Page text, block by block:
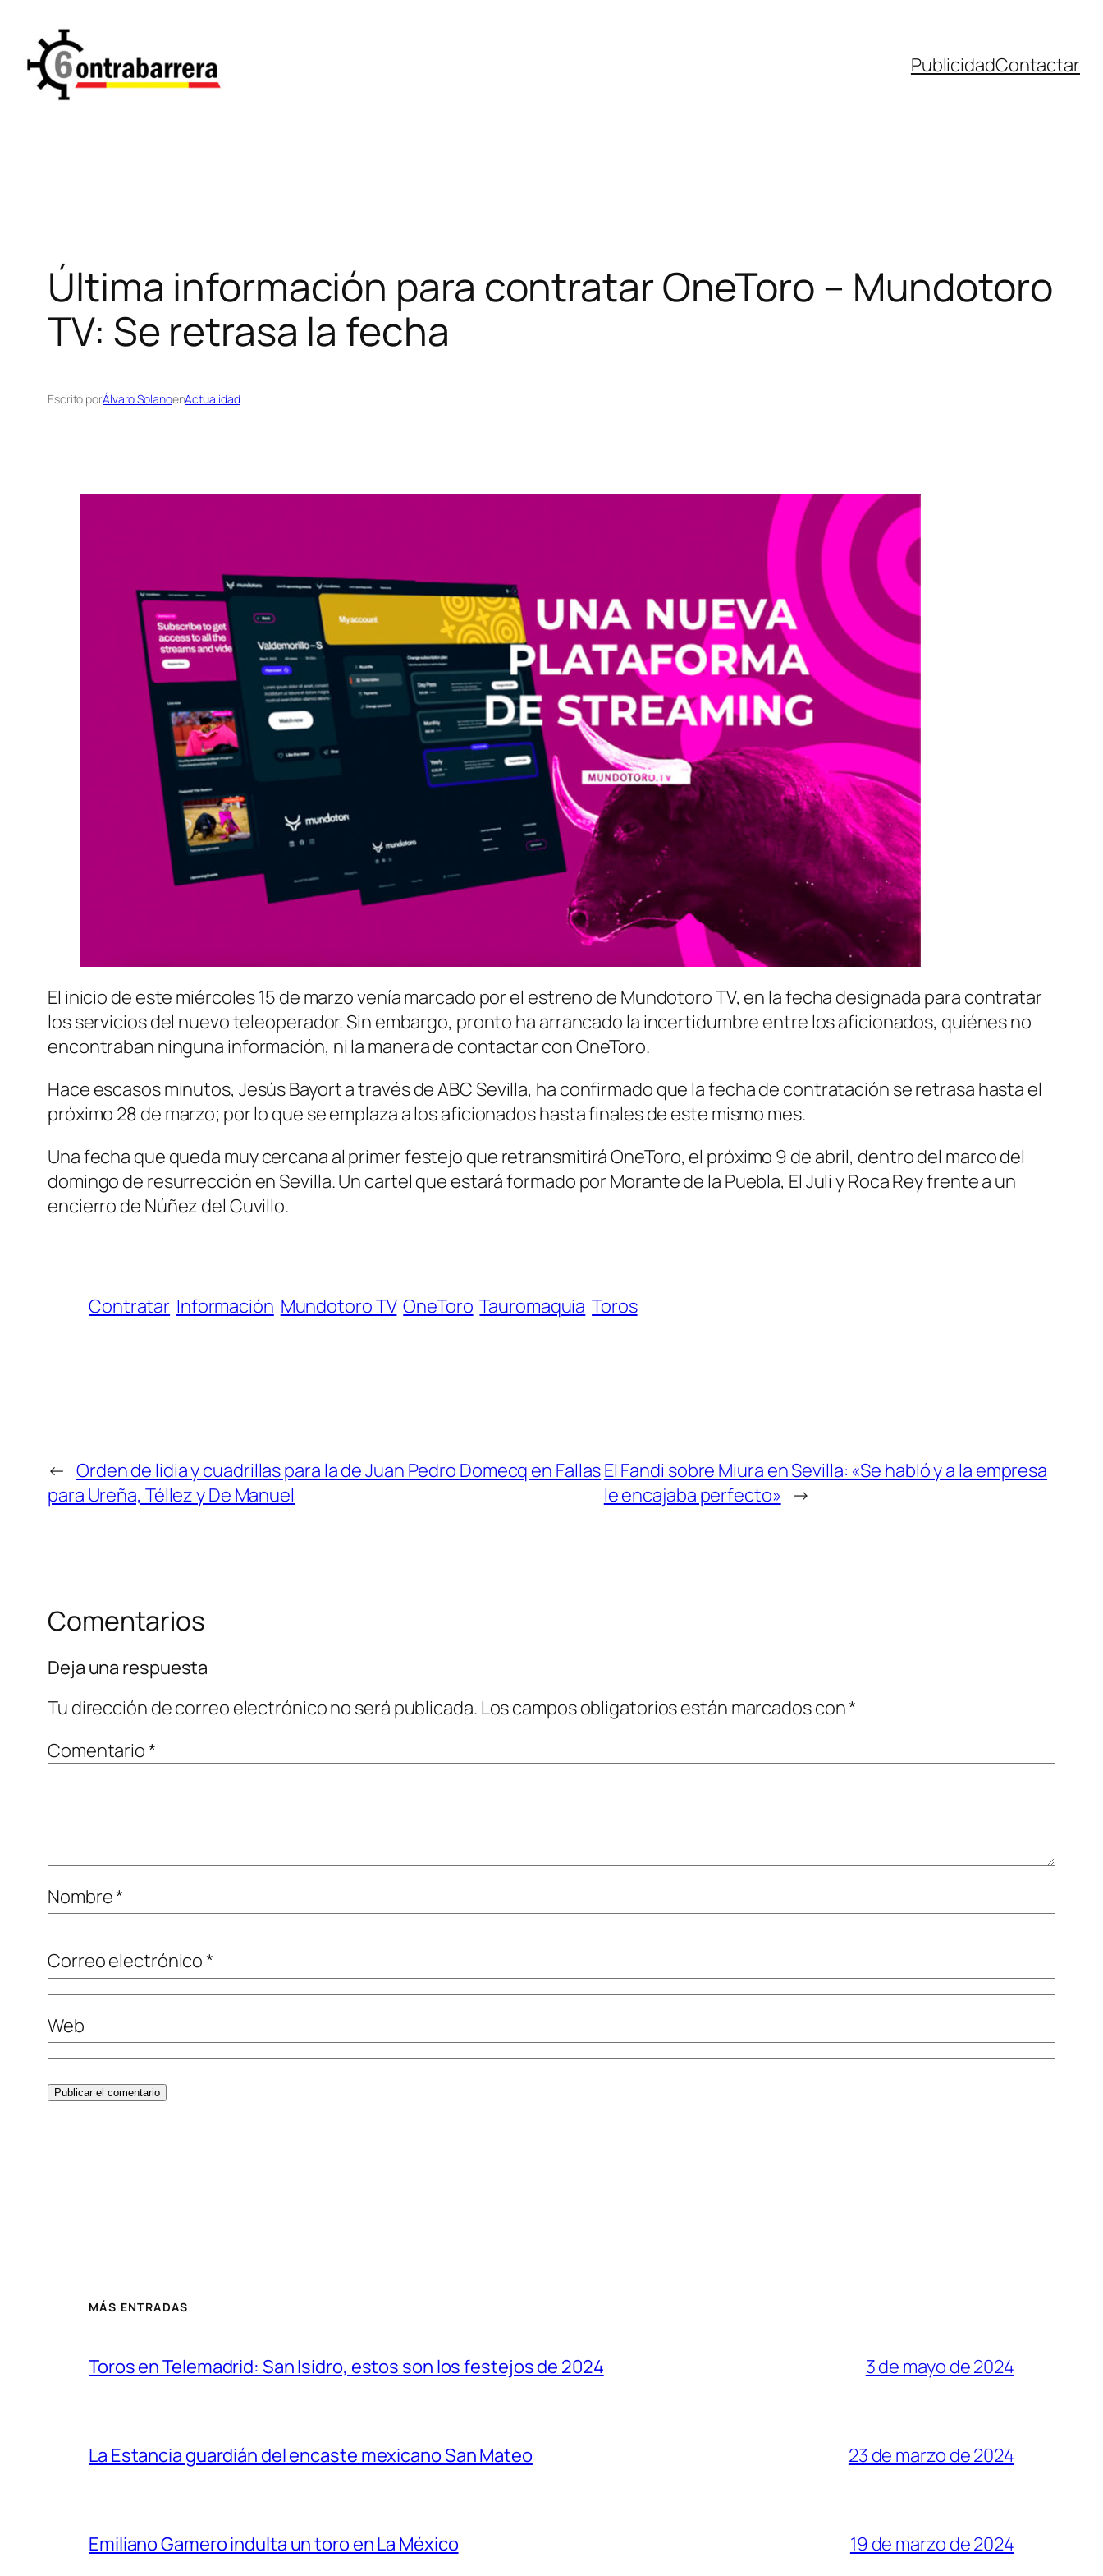
contenido
PublicidadContactar
Última información para contratar OneToro – Mundotoro
TV: Se retrasa la fecha
Escrito porÁlvaro SolanoenActualidad
El inicio de este miércoles 15 de marzo venía marcado por el estreno de Mundotoro TV, en la fecha designada para contratar
los servicios del nuevo teleoperador. Sin embargo, pronto ha arrancado la incertidumbre entre los aficionados, quiénes no
encontraban ninguna información, ni la manera de contactar con OneToro.
Hace escasos minutos, Jesús Bayort a través de ABC Sevilla, ha confirmado que la fecha de contratación se retrasa hasta el
próximo 28 de marzo; por lo que se emplaza a los aficionados hasta finales de este mismo mes.
Una fecha que queda muy cercana al primer festejo que retransmitirá OneToro, el próximo 9 de abril, dentro del marco del
domingo de resurrección en Sevilla. Un cartel que estará formado por Morante de la Puebla, El Juli y Roca Rey frente a un
encierro de Núñez del Cuvillo.
Contratar Información Mundotoro TV OneToro Tauromaquia Toros
← Orden de lidia y cuadrillas para la de Juan Pedro Domecq en Fallas
para Ureña, Téllez y De Manuel
El Fandi sobre Miura en Sevilla: «Se habló y a la empresa
le encajaba perfecto» →
Comentarios
Deja una respuesta
Tu dirección de correo electrónico no será publicada. Los campos obligatorios están marcados con*
Comentario*
Nombre*
Correo electrónico*
Web
MÁS ENTRADAS
Toros en Telemadrid: San Isidro, estos son los festejos de 2024 3 de mayo de 2024
La Estancia guardián del encaste mexicano San Mateo 23 de marzo de 2024
Emiliano Gamero indulta un toro en La México 19 de marzo de 2024